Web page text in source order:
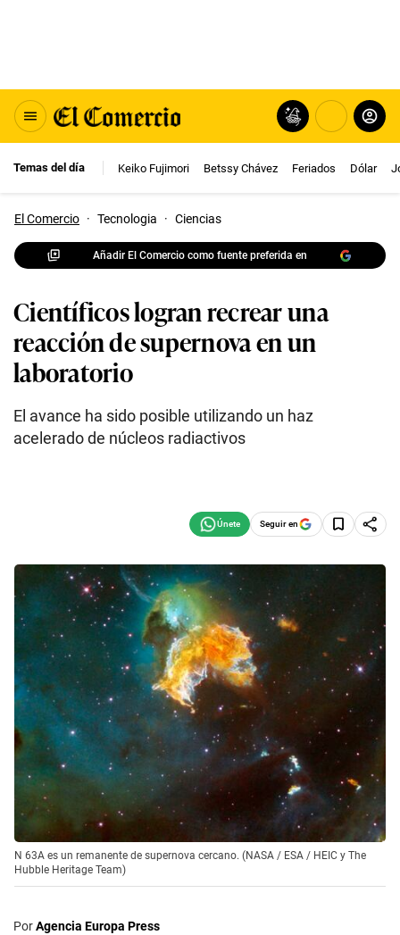
Temas del día Keiko Fujimori Betssy Chávez Feriados Dólar
El Comercio · Tecnologia · Ciencias
Añadir El Comercio como fuente preferida en
Científicos logran recrear una
reacción de supernova en un
laboratorio
El avance ha sido posible utilizando un haz
acelerado de núcleos radiactivos
Seguir en
N 63A es un remanente de supernova cercano. (NASA / ESA / HEIC y The
Hubble Heritage Team)
PorAgencia Europa Press